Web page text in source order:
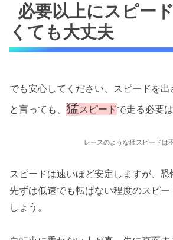
必要以上にスピー
くても大丈夫
でも安心してください、スピードを
と言っても、 猛スピードで走る必要
レースのような猛スピードは
スピードは速いほど安定しますが、恐
先ずは低速でも転ばない程度のスピー
しょう。